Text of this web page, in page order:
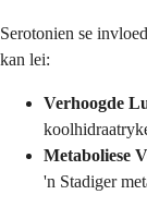
Serotonien se
kan lei:
Verhoogde
Metaboliese
'n Stadiger